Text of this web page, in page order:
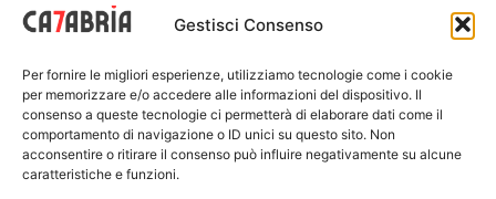
Gestisci Consenso
Per fornire le migliori esperienze, utilizziamo tecnologie come i cookie
per memorizzare e/o accedere alle informazioni del dispositivo. Il
consenso a queste tecnologie ci permetterà di elaborare dati come il
comportamento di navigazione o ID unici su questo sito. Non
acconsentire o ritirare il consenso può influire negativamente su alcune
caratteristiche e funzioni.
WE CALABRIA
C7 PLAY
MIX ZONE